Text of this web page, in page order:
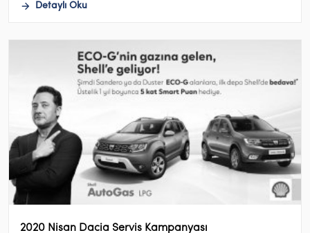
Detaylı Oku
2020 Nisan Dacia Servis Kampanyası